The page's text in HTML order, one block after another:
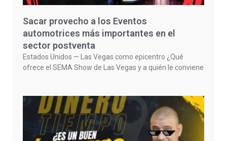
Sacar provecho a los Eventos
automotrices más importantes en el
sector postventa
Estados Unidos — Las Vegas como epicentro ¿Qué
ofrece el SEMA Show de Las Vegas y a quién le conviene